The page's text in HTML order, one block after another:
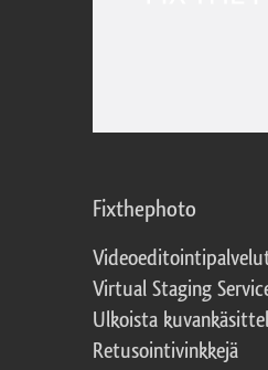
Fixthephoto
Virtual Staging
Ulkoista
Retusointivinkkejä